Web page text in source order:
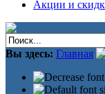
Акции и
Вы здесь: Главная